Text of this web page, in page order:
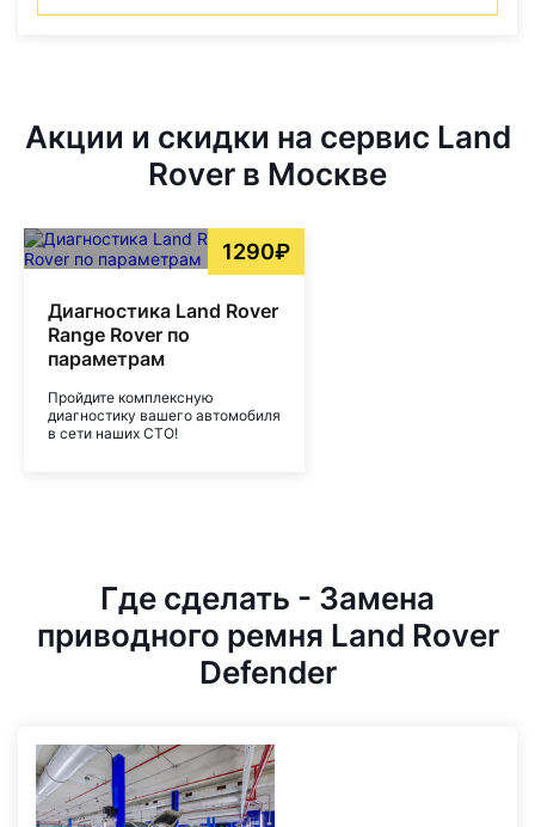
Акции и скидки на сервис Land
Rover в Москве
1290₽
Диагностика Land Rover
Range Rover по
параметрам
Пройдите комплексную
диагностику вашего автомобиля
в сети наших СТО!
Где сделать - Замена
приводного ремня Land Rover
Defender